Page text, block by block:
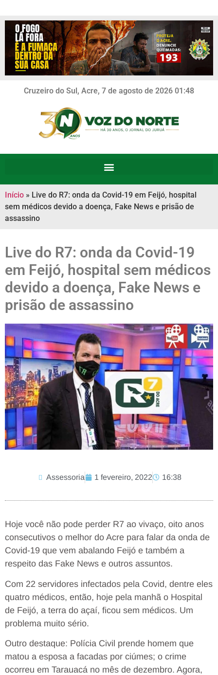
Cruzeiro do Sul, Acre, 7 de agosto de 2026 01:48
Início » Live do R7: onda da Covid-19 em Feijó, hospital
sem médicos devido a doença, Fake News e prisão de
assassino
Live do R7: onda da Covid-19
em Feijó, hospital sem médicos
devido a doença, Fake News e
prisão de assassino
Assessoria 1 fevereiro, 2022 16:38
Hoje você não pode perder R7 ao vivaço, oito anos
consecutivos o melhor do Acre para falar da onda de
Covid-19 que vem abalando Feijó e também a
respeito das Fake News e outros assuntos.
Com 22 servidores infectados pela Covid, dentre eles
quatro médicos, então, hoje pela manhã o Hospital
de Feijó, a terra do açaí, ficou sem médicos. Um
problema muito sério.
Outro destaque: Polícia Civil prende homem que
matou a esposa a facadas por ciúmes; o crime
ocorreu em Tarauacá no mês de dezembro. Agora,